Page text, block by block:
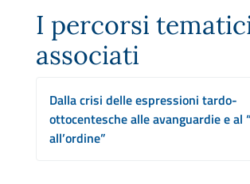
I percorsi
associati
Dalla crisi delle espressioni tardo-
ottocentesche alle avanguardie e al
all’ordine”